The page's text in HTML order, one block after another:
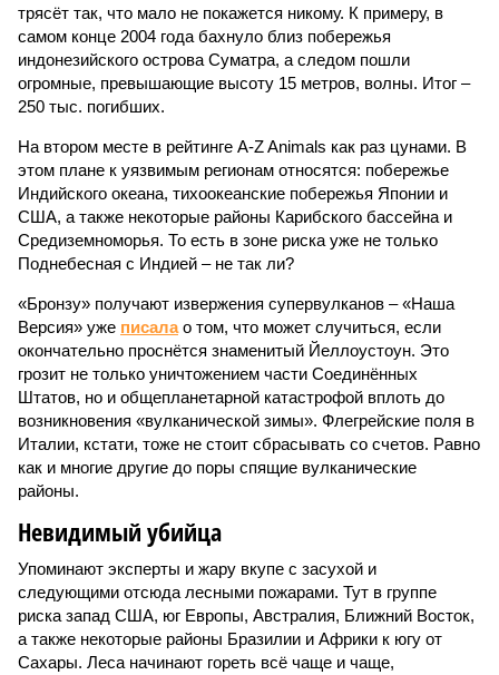
трясёт так, что мало не покажется никому. К примеру, в
самом конце 2004 года бахнуло близ побережья
индонезийского острова Суматра, а следом пошли
огромные, превышающие высоту 15 метров, волны. Итог –
250 тыс. погибших.
На втором месте в рейтинге A-Z Animals как раз цунами. В
этом плане к уязвимым регионам относятся: побережье
Индийского океана, тихо­океанские побережья Японии и
США, а также некоторые районы Карибского бассейна и
Средиземноморья. То есть в зоне риска уже не только
Поднебесная с Индией – не так ли?
«Бронзу» получают извержения супервулканов – «Наша
Версия» уже писалао том, что может случиться, если
окончательно проснётся знаменитый Йеллоустоун. Это
грозит не только уничтожением части Соединённых
Штатов, но и общепланетарной катастрофой вплоть до
возникновения «вулканической зимы». Флегрейские поля в
Италии, кстати, тоже не стоит сбрасывать со счетов. Равно
как и многие другие до поры спящие вулканические
районы.
Невидимый убийца
Упоминают эксперты и жару вкупе с засухой и
следующими отсюда лесными пожарами. Тут в группе
риска запад США, юг Европы, Австралия, Ближний Восток,
а также некоторые районы Бразилии и Африки к югу от
Сахары. Леса начинают гореть всё чаще и чаще,